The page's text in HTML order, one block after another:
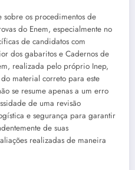
sobre os procedimentos de
do Enem, especialmente no
de candidatos com
dos gabaritos e Cadernos de
realizada pelo próprio Inep,
material correto para este
se resume apenas a um erro
de uma revisão
e segurança para garantir
de suas
realizadas de maneira